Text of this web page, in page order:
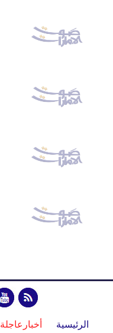
الرئيسية أخبارعاجلة